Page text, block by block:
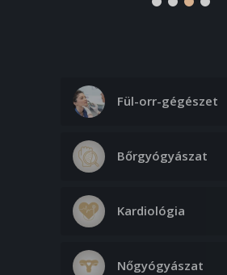
Fül-orr-gégészet
Bőrgyógyászat
Kardiológia
Nőgyógyászat